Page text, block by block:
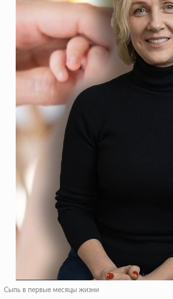
Сыпь в первые месяцы жизни